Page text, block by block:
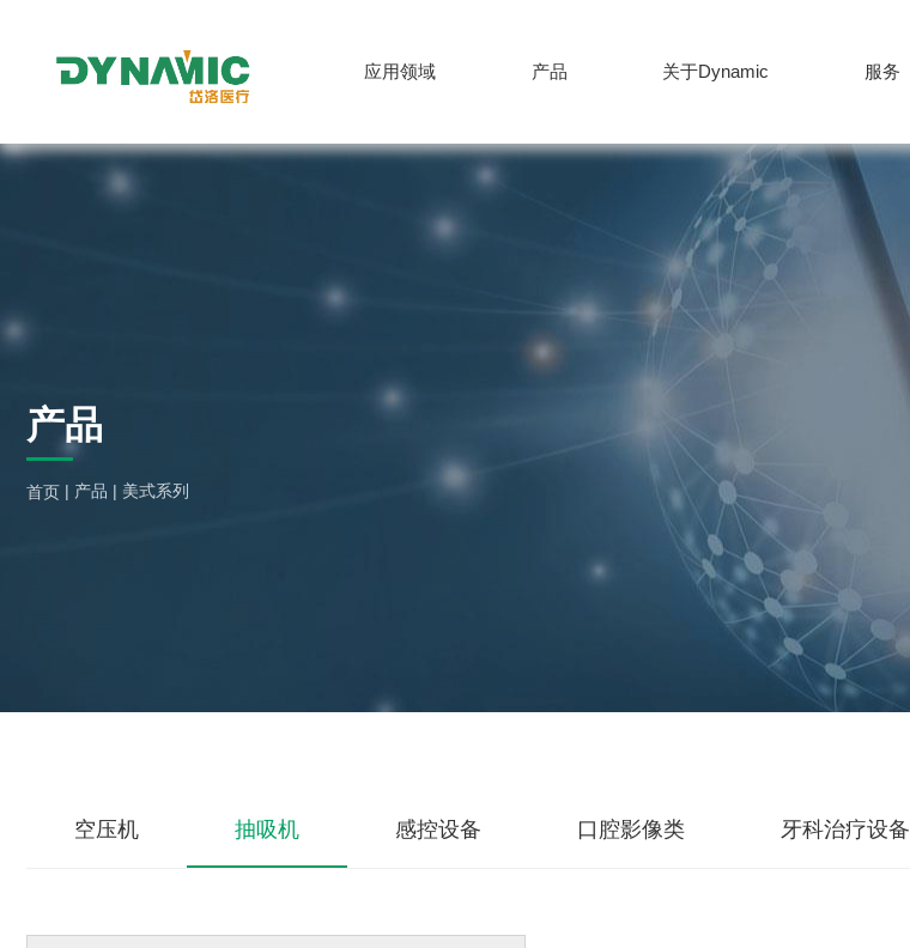
应用领域 产品 关于Dynamic 服务
产品 服务
新闻
联系
产品
首页 | 产品 | 美式系列
空压机 抽吸机 感控设备 口腔影像类 牙科治疗设备